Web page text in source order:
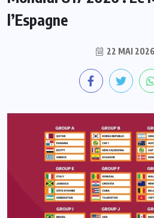
l’Espagne
22 MAI 2026